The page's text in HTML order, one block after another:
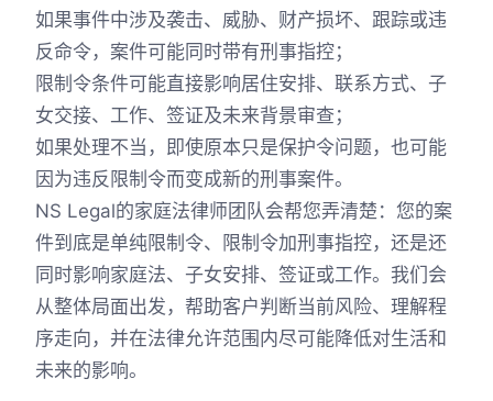
如果事件中涉及袭击、威胁、财产损坏、跟踪或违
反命令，案件可能同时带有刑事指控；
限制令条件可能直接影响居住安排、联系方式、子
女交接、工作、签证及未来背景审查；
如果处理不当，即使原本只是保护令问题，也可能
因为违反限制令而变成新的刑事案件。
NS Legal的家庭法律师团队会帮您弄清楚：您的案
件到底是单纯限制令、限制令加刑事指控，还是还
同时影响家庭法、子女安排、签证或工作。我们会
从整体局面出发，帮助客户判断当前风险、理解程
序走向，并在法律允许范围内尽可能降低对生活和
未来的影响。